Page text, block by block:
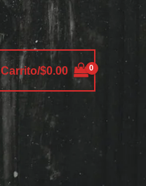
Carrito/$0.00